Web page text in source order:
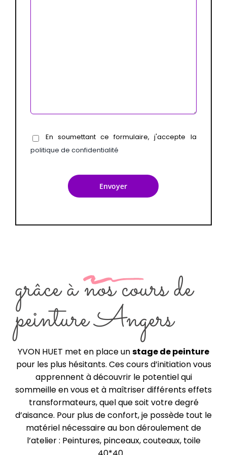
En soumettant ce formulaire, j'accepte la
politique de confidentialité
grâce à nos cours de
peinture Angers
YVON HUET met en place unstage de peinture
pour les plus hésitants. Ces cours d’initiation vous
apprennent à découvrir le potentiel qui
sommeille en vous et à maîtriser différents effets
transformateurs, quel que soit votre degré
d’aisance. Pour plus de confort, je possède tout le
matériel nécessaire au bon déroulement de
l’atelier : Peintures, pinceaux, couteaux, toile